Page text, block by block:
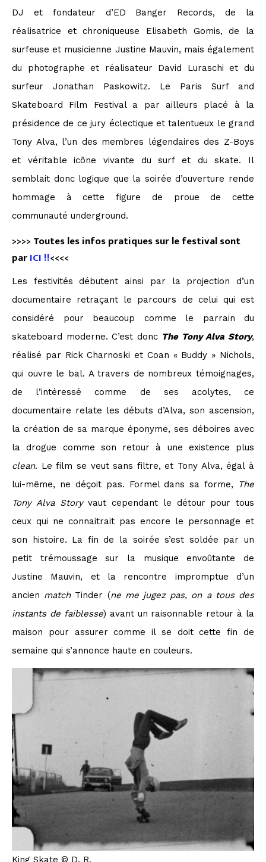
DJ et fondateur d’ED Banger Records, de la
réalisatrice et chroniqueuse Elisabeth Gomis, de la
surfeuse et musicienne Justine Mauvin, mais également
du photographe et réalisateur David Luraschi et du
surfeur Jonathan Paskowitz. Le Paris Surf and
Skateboard Film Festival a par ailleurs placé à la
présidence de ce jury éclectique et talentueux le grand
Tony Alva, l’un des membres légendaires des Z-Boys
et véritable icône vivante du surf et du skate. Il
semblait donc logique que la soirée d’ouverture rende
hommage à cette figure de proue de cette
communauté underground.
>>>> Toutes les infos pratiques sur le festival sont
parICI !!<<<<
Les festivités débutent ainsi par la projection d’un
documentaire retraçant le parcours de celui qui est
considéré pour beaucoup comme le parrain du
skateboard moderne. C’est donc The Tony Alva Story,
réalisé par Rick Charnoski et Coan « Buddy » Nichols,
qui ouvre le bal. A travers de nombreux témoignages,
de l’intéressé comme de ses acolytes, ce
documentaire relate les débuts d’Alva, son ascension,
la création de sa marque éponyme, ses déboires avec
la drogue comme son retour à une existence plus
clean. Le film se veut sans filtre, et Tony Alva, égal à
lui-même, ne déçoit pas. Formel dans sa forme,
The
Tony Alva Storyvaut cependant le détour pour tous
ceux qui ne connaitrait pas encore le personnage et
son histoire. La fin de la soirée s’est soldée par un
petit trémoussage sur la musique envoûtante de
Justine Mauvin, et la rencontre impromptue d’un
ancien matchTinder (ne me jugez pas, on a tous des
instants de faiblesse) avant un raisonnable retour à la
maison pour assurer comme il se doit cette fin de
semaine qui s’annonce haute en couleurs.
King Skate © D. R.